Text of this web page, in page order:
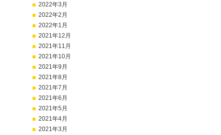
2022年3月
2022年2月
2022年1月
2021年12月
2021年11月
2021年10月
2021年9月
2021年8月
2021年7月
2021年6月
2021年5月
2021年4月
2021年3月